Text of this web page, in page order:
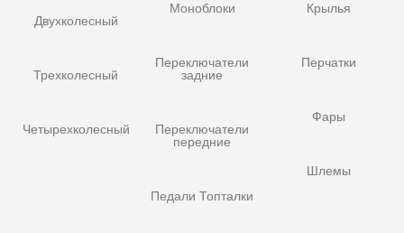
Двухколесный
Трехколесный
Четырехколесный
Моноблоки
Переключатели
задние
Переключатели
передние
Педали Топталки
Крылья
Перчатки
Фары
Шлемы